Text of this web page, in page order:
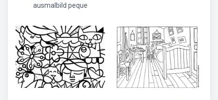
ausmalbild peque